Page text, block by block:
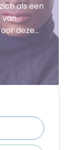
als een
deze
aan de
is